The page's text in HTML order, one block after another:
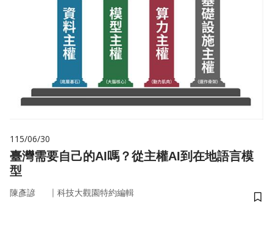
115/06/30
臺灣需要自己的AI嗎？從主權AI到在地語言模
型
陳彥諺 ｜ 科技大觀園特約編輯
儲